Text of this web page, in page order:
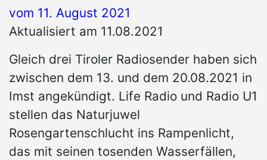
vom 11. August 2021
Aktualisiert am 11.08.2021
Gleich drei Tiroler Radiosender haben sich
zwischen dem 13. und dem 20.08.2021 in
Imst angekündigt. Life Radio und Radio U1
stellen das Naturjuwel
Rosengartenschlucht ins Rampenlicht,
das mit seinen tosenden Wasserfällen,